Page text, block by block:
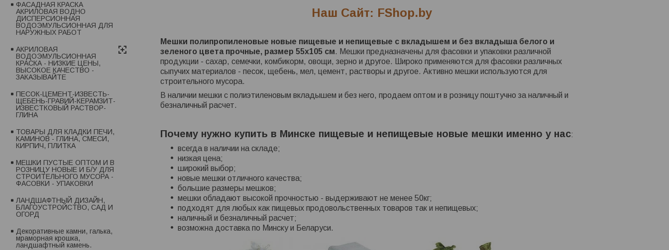
Наш Сайт: FShop.by
Мешки полипропиленовые новые пищевые и непищевые с вкладышем и без вкладыша белого и
зеленого цвета прочные, размер 55х105 см. Мешки предназначены для фасовки и упаковки различной
продукции - сахар, семечки, комбикорм, овощи, зерно и другое. Широко применяются для фасовки различных
сыпучих материалов - песок, щебень, мел, цемент, растворы и другое. Активно мешки используются для
строительного мусора.
В наличии мешки с полиэтиленовым вкладышем и без него, продаем оптом и в розницу поштучно за наличный и
безналичный расчет.
Почему нужно купить в Минске пищевые и непищевые новые мешки именно у нас:
всегда в наличии на складе;
низкая цена;
широкий выбор;
новые мешки отличного качества;
большие размеры мешков;
мешки обладают высокой прочностью - выдерживают не менее 50кг;
подходят для любых как пищевых продовольственных товаров так и непищевых;
наличный и безналичный расчет;
возможна доставка по Минску и Беларуси.
ФАСАДНАЯ КРАСКА
АКРИЛОВАЯ ВОДНО
ДИСПЕРСИОННАЯ
ВОДОЭМУЛЬСИОННАЯ ДЛЯ
НАРУЖНЫХ РАБОТ
АКРИЛОВАЯ
ВОДОЭМУЛЬСИОННАЯ
КРАСКА - НИЗКИЕ ЦЕНЫ,
ВЫСОКОЕ КАЧЕСТВО -
ЗАКАЗЫВАЙТЕ
ПЕСОК-ЦЕМЕНТ-ИЗВЕСТЬ-
ЩЕБЕНЬ-ГРАВИЙ-КЕРАМЗИТ-
ИЗВЕСТКОВЫЙ РАСТВОР-
ГЛИНА
ТОВАРЫ ДЛЯ КЛАДКИ ПЕЧИ,
КАМИНОВ - ГЛИНА, СМЕСИ,
КИРПИЧ, ПЛИТКА
МЕШКИ ПУСТЫЕ ОПТОМ И В
РОЗНИЦУ НОВЫЕ И Б/У ДЛЯ
СТРОИТЕЛЬНОГО МУСОРА -
ФАСОВКИ - УПАКОВКИ
ЛАНДШАФТНЫЙ ДИЗАЙН,
БЛАГОУСТРОЙСТВО, САД И
ОГОРД
Декоративные камни, галька,
мраморная крошка,
ландшафтный камень.